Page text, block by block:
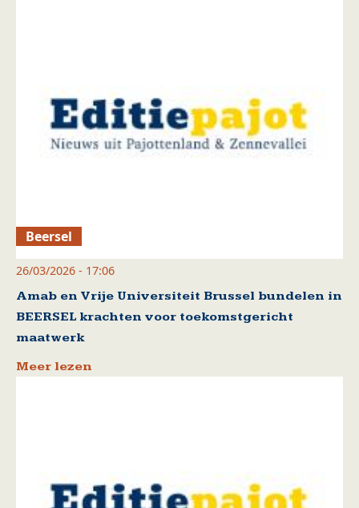
Beersel
26/03/2026 - 17:06
Amab en Vrije Universiteit Brussel bundelen in
BEERSEL krachten voor toekomstgericht
maatwerk
Meer lezen